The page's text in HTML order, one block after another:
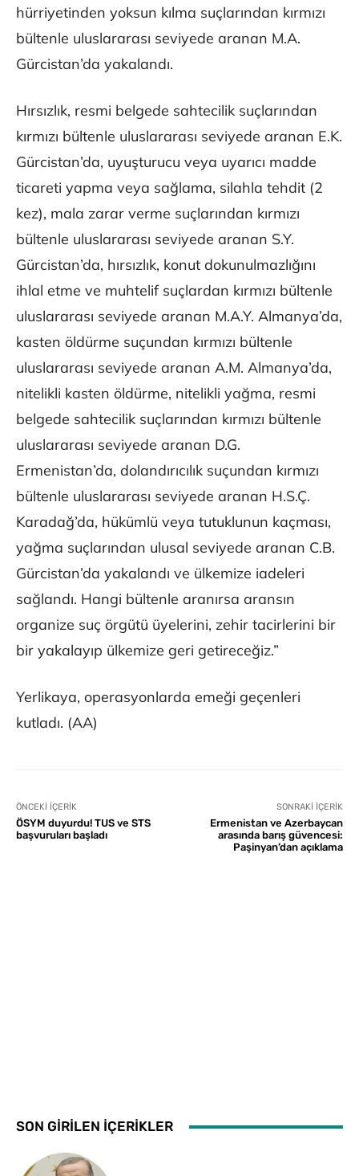
hürriyetinden yoksun kılma suçlarından kırmızı
bültenle uluslararası seviyede aranan M.A.
Gürcistan’da yakalandı.
Hırsızlık, resmi belgede sahtecilik suçlarından
kırmızı bültenle uluslararası seviyede aranan E.K.
Gürcistan’da, uyuşturucu veya uyarıcı madde
ticareti yapma veya sağlama, silahla tehdit (2
kez), mala zarar verme suçlarından kırmızı
bültenle uluslararası seviyede aranan S.Y.
Gürcistan’da, hırsızlık, konut dokunulmazlığını
ihlal etme ve muhtelif suçlardan kırmızı bültenle
uluslararası seviyede aranan M.A.Y. Almanya’da,
kasten öldürme suçundan kırmızı bültenle
uluslararası seviyede aranan A.M. Almanya’da,
nitelikli kasten öldürme, nitelikli yağma, resmi
belgede sahtecilik suçlarından kırmızı bültenle
uluslararası seviyede aranan D.G.
Ermenistan’da, dolandırıcılık suçundan kırmızı
bültenle uluslararası seviyede aranan H.S.Ç.
Karadağ’da, hükümlü veya tutuklunun kaçması,
yağma suçlarından ulusal seviyede aranan C.B.
Gürcistan’da yakalandı ve ülkemize iadeleri
sağlandı. Hangi bültenle aranırsa aransın
organize suç örgütü üyelerini, zehir tacirlerini bir
bir yakalayıp ülkemize geri getireceğiz.”
Yerlikaya, operasyonlarda emeği geçenleri
kutladı. (AA)
ÖNCEKI İÇERIK
ÖSYM duyurdu! TUS ve STS
başvuruları başladı
SONRAKI İÇERIK
Ermenistan ve Azerbaycan
arasında barış güvencesi:
Paşinyan’dan açıklama
SON GİRİLEN İÇERİKLER